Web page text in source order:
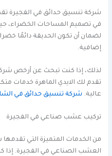
شركة تنسيق حدائق في الفجيرة
في تصميم المساحات الخضراء، حيث
لضمان أن تكون الحديقة دائمًا
إضافية.
لذلك، إذا كنت تبحث عن أرخص
تقدم لك الايدي الماهرة خدمات
عالية. شركة تنسيق حدائق في
تركيب عشب صناعي في الفجيرة
من الخدمات المتميزة التي
العشب الصناعي في الفجيرة. إذا